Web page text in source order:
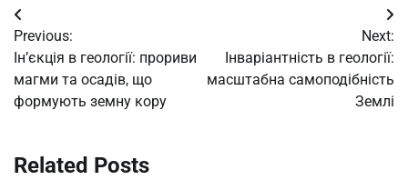
Post
navigation
Previous:
Ін’єкція в геології: прориви
магми та осадів, що
формують земну кору
Next:
Інваріантність в геології:
масштабна самоподібність
Землі
Related Posts